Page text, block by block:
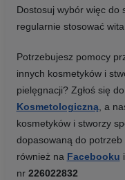
Dostosuj wybór więc do
regularnie stosować
Potrzebujesz pomocy
innych kosmetyków i
pielęgnacji? Zgłoś się
Kosmetologiczną, a
kosmetyków i stworzy
dopasowaną do potrzeb
również na Facebooku i
nr 226022832